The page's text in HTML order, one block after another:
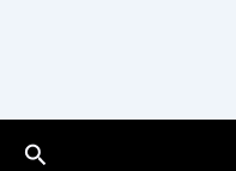
Cari